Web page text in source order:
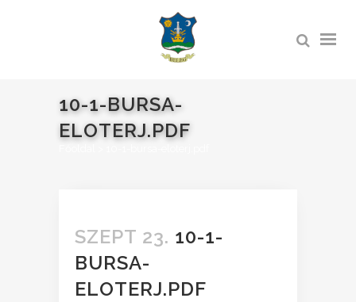
10-1-BURSA-
ELOTERJ.PDF
SZEPT 23. 10-1-
BURSA-
ELOTERJ.PDF